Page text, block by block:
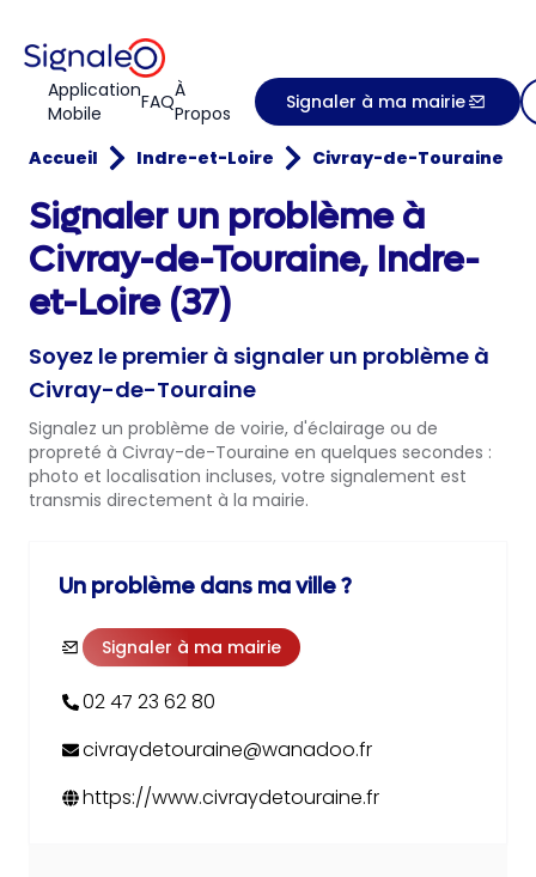
Application
Mobile
FAQÀ
Propos
Signaler à ma mairie
Accueil Indre-et-Loire Civray-de-Touraine
Signaler un problème à
Civray-de-Touraine, Indre-
et-Loire (37)
Soyez le premier à signaler un problème à
Civray-de-Touraine
Signalez un problème de voirie, d'éclairage ou de
propreté à Civray-de-Touraine en quelques secondes :
photo et localisation incluses, votre signalement est
transmis directement à la mairie.
Un problème dans ma ville ?
Signaler à ma mairie
02 47 23 62 80
civraydetouraine@wanadoo.fr
https://www.civraydetouraine.fr